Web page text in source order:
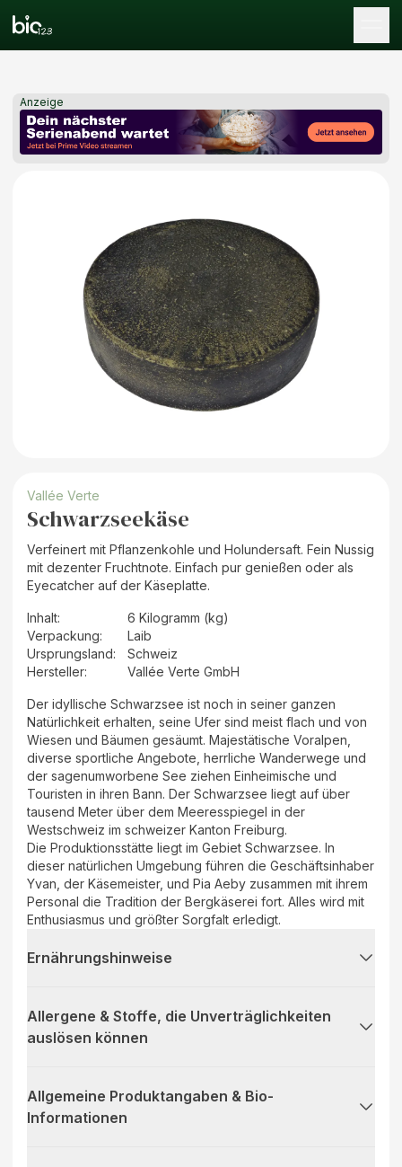
Anzeige
Vallée Verte
Schwarzseekäse
Verfeinert mit Pflanzenkohle und Holundersaft. Fein Nussig
mit dezenter Fruchtnote. Einfach pur genießen oder als
Eyecatcher auf der Käseplatte.
Inhalt:
6 Kilogramm (kg)
Verpackung:
Laib
Ursprungsland:
Schweiz
Hersteller: Vallée Verte GmbH
Der idyllische Schwarzsee ist noch in seiner ganzen
Natürlichkeit erhalten, seine Ufer sind meist flach und von
Wiesen und Bäumen gesäumt. Majestätische Voralpen,
diverse sportliche Angebote, herrliche Wanderwege und
der sagenumworbene See ziehen Einheimische und
Touristen in ihren Bann. Der Schwarzsee liegt auf über
tausend Meter über dem Meeresspiegel in der
Westschweiz im schweizer Kanton Freiburg.
Die Produktionsstätte liegt im Gebiet Schwarzsee. In
dieser natürlichen Umgebung führen die Geschäftsinhaber
Yvan, der Käsemeister, und Pia Aeby zusammen mit ihrem
Personal die Tradition der Bergkäserei fort. Alles wird mit
Enthusiasmus und größter Sorgfalt erledigt.
Ernährungshinweise
Allergene & Stoffe, die Unverträglichkeiten
auslösen können
Allgemeine Produktangaben & Bio-
Informationen